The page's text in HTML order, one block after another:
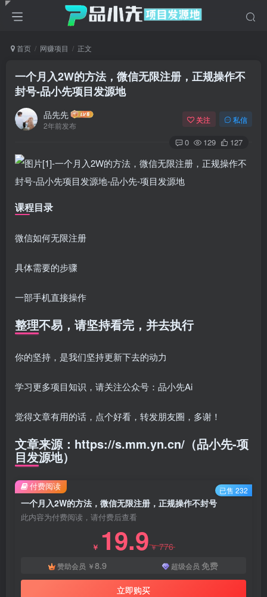
首页 网赚项目 正文
一个月入2W的方法，微信无限注册，正规操作不
封号-品小先项目发源地
品先先
2年前发布
关注 私信
0 129 127
课程目录
微信如何无限注册
具体需要的步骤
一部手机直接操作
整理不易，请坚持看完，并去执行
你的坚持，是我们坚持更新下去的动力
学习更多项目知识，请关注公众号：品小先Ai
觉得文章有用的话，点个好看，转发朋友圈，多谢！
文章来源：https://s.mm.yn.cn/（品小先-项
目发源地）
一个月入2W的方法，微信无限注册，正规操作不封号
此内容为付费阅读，请付费后查看
￥ 19.9￥776
赞助会员 ￥8.9 超级会员 免费
立即购买
付费阅读 已售 232